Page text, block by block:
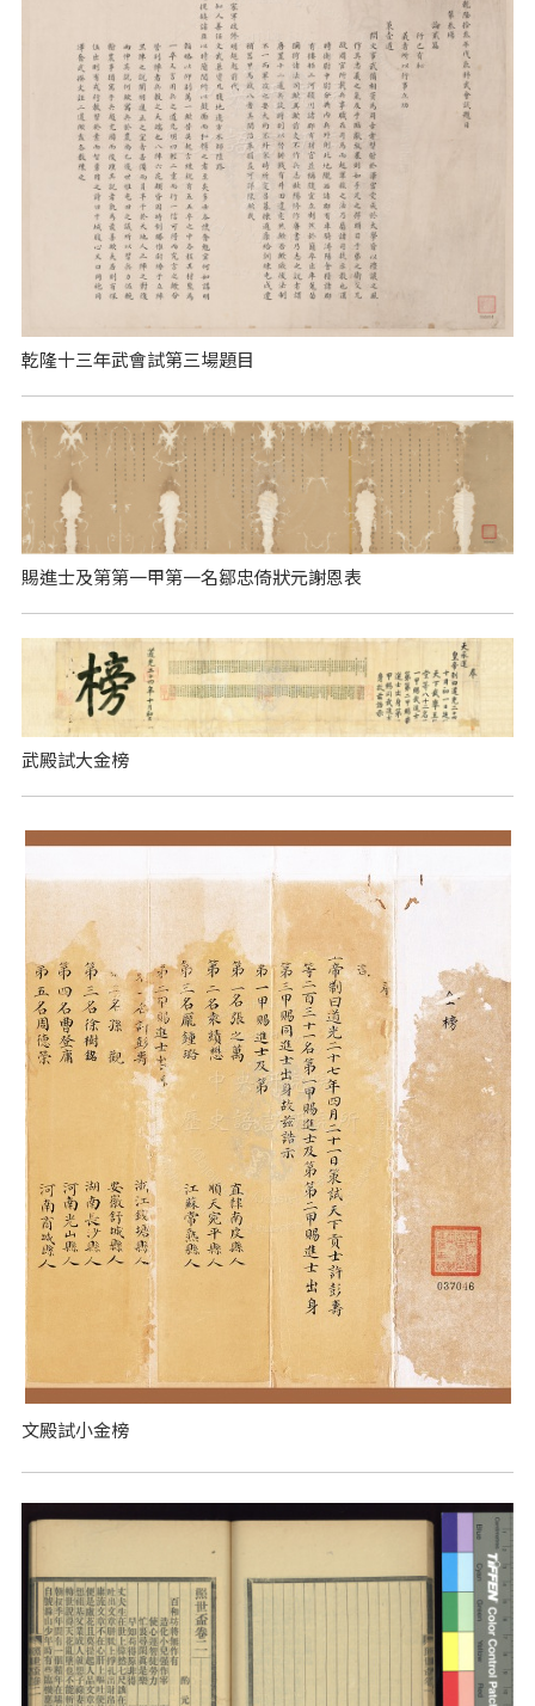
乾隆十三年武會試第三場題目
賜進士及第第一甲第一名鄒忠倚狀元謝恩表
武殿試大金榜
文殿試小金榜